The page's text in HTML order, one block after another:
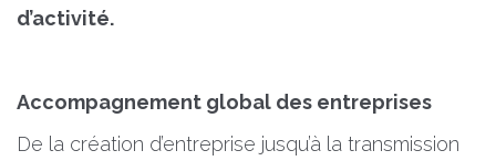
d’activité.
Accompagnement global des entreprises
De la création d’entreprise jusqu’à la transmission